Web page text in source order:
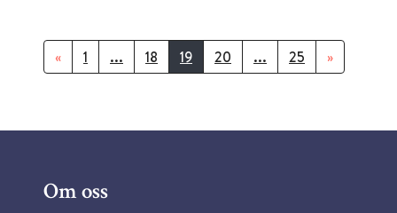
« 1 ... 18 19 20 ... 25 »
Om oss